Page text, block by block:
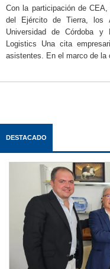
Con la participación de
del Ejército de Tierra, los
Universidad de Córdoba
Logistics Una cita
asistentes. En el marco de la
DESTACADO